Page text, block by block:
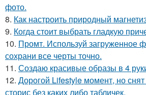
фото.
8. Как настроить природный
9. Когда стоит выбрать гладкую
10. Промт. Используй загруженное
сохрани все черты точно.
11. Создаю красивые образы в 4
12. Дорогой Lifestyle момент, но снят
сторис без каких либо табличек.